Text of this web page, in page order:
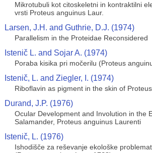
Mikrotubuli kot citoskeletni in kontraktilni
vrsti Proteus anguinus Laur.
Larsen, J.H. and Guthrie, D.J. (1974)
Parallelism in the Proteidae Reconsidered
Istenič L. and Sojar A. (1974)
Poraba kisika pri močerilu (Proteus
Istenič, L. and Ziegler, I. (1974)
Riboflavin as pigment in the skin of Proteus
Durand, J.P. (1976)
Ocular Development and Involution in the
Salamander, Proteus anguinus Laurenti
Istenič, L. (1976)
Ishodišče za reševanje ekološke